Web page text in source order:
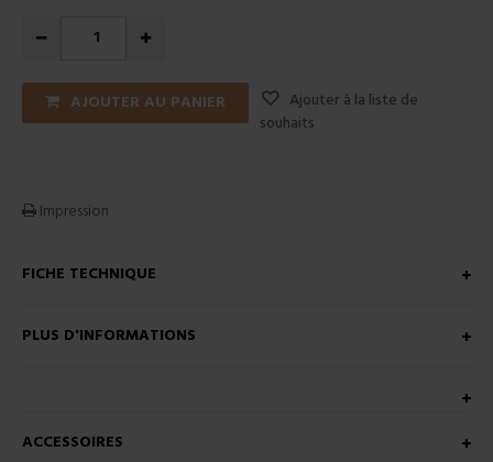
AJOUTER AU PANIER
Ajouter à la liste de
souhaits
Impression
FICHE TECHNIQUE
PLUS D'INFORMATIONS
ACCESSOIRES